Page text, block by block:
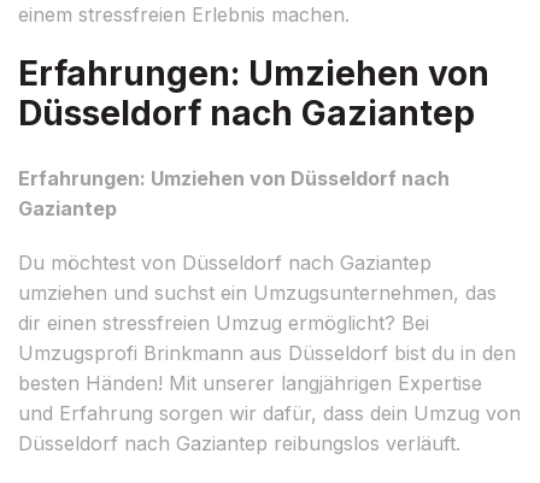
einem stressfreien Erlebnis machen.
Erfahrungen: Umziehen von
Düsseldorf nach Gaziantep
Erfahrungen: Umziehen von Düsseldorf nach
Gaziantep
Du möchtest von Düsseldorf nach Gaziantep
umziehen und suchst ein Umzugsunternehmen, das
dir einen stressfreien Umzug ermöglicht? Bei
Umzugsprofi Brinkmann aus Düsseldorf bist du in den
besten Händen! Mit unserer langjährigen Expertise
und Erfahrung sorgen wir dafür, dass dein Umzug von
Düsseldorf nach Gaziantep reibungslos verläuft.